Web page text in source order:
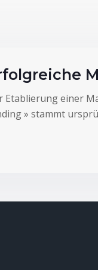
Etablierung einer
» stammt